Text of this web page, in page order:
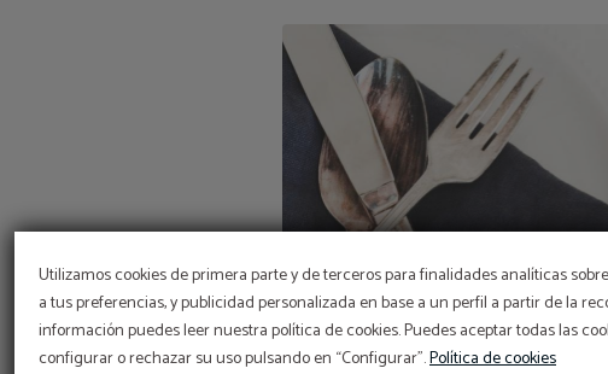
Utilizamos cookies de primera parte y de terceros para finalidades analíticas
a tus preferencias, y publicidad personalizada en base a un perfil a partir de la
información puedes leer nuestra política de cookies. Puedes aceptar todas las
configurar o rechazar su uso pulsando en “Configurar”.Política de cookies